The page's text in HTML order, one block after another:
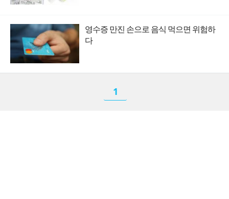
영수증 만진 손으로 음식 먹으면 위험하
다
1